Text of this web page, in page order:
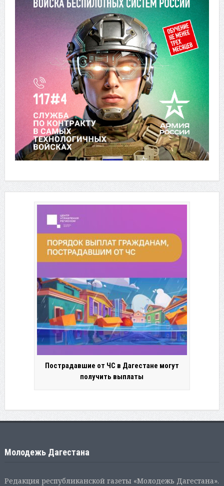
Пострадавшие от ЧС в Дагестане могут
получить выплаты
Молодежь Дагестана
Редакция республиканской газеты «Молодежь Дагестана».